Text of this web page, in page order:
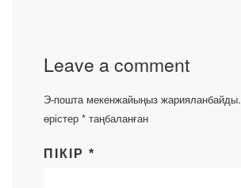
Leave a comment
Э-пошта мекенжайыңыз жарияланбайды.
өрістер * таңбаланған
ПІКІР *